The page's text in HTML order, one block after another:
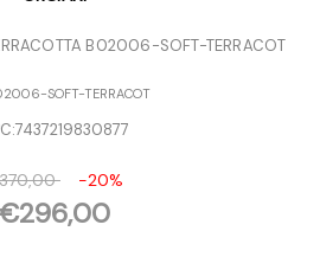
B02006-SOFT-TERRACOT
SOFT-TERRACOT
7437219830877
-20%
€296,00